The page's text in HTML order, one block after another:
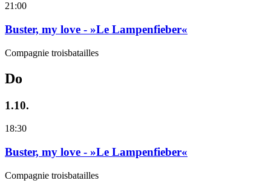
21:00
Buster, my love - »Le Lampenfieber«
Compagnie troisbatailles
Do
1.10.
18:30
Buster, my love - »Le Lampenfieber«
Compagnie troisbatailles